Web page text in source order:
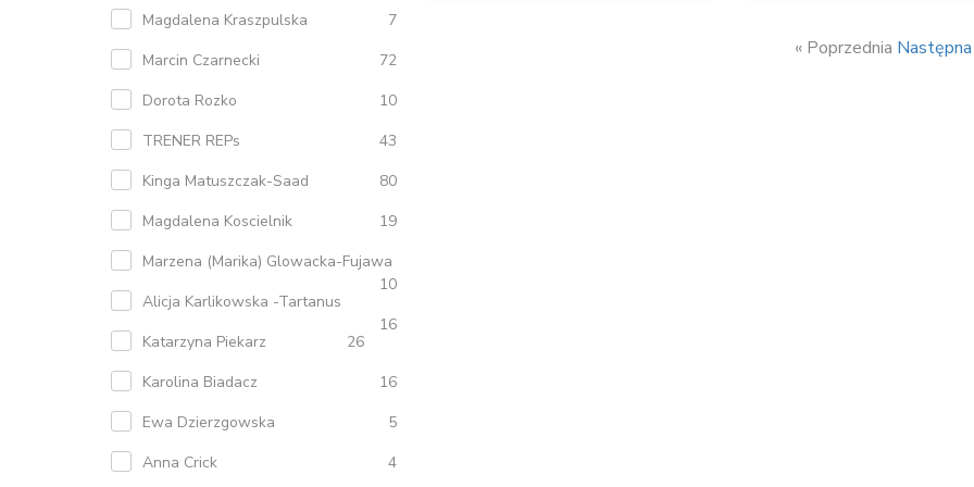
Magdalena Kraszpulska
7
Marcin Czarnecki
72
Dorota Rozko
10
TRENER REPs
43
Kinga Matuszczak-Saad
80
Magdalena Koscielnik
19
Marzena (Marika) Glowacka-Fujawa
10
Alicja Karlikowska -Tartanus
16
Katarzyna Piekarz
26
Karolina Biadacz
16
Ewa Dzierzgowska
5
Anna Crick
4
« Poprzednia